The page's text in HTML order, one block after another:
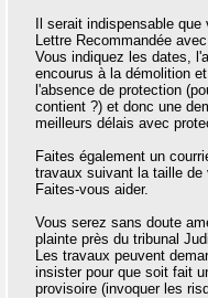
Il serait indispensable
Lettre Recommandée
Vous indiquez les dates,
encourus à la démolition
l'absence de protection
contient ?) et donc une
meilleurs délais avec
Faites également un
travaux suivant la taille de
Faites-vous aider.
Vous serez sans doute
plainte près du tribunal
Les travaux peuvent
insister pour que soit fait
provisoire (invoquer les